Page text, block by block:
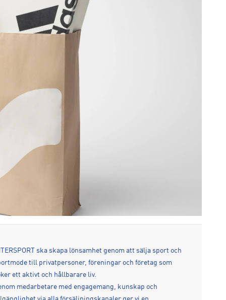
ska skapa lönsamhet genom att sälja sport och
till privatpersoner, föreningar och företag som
ett aktivt och hållbarare liv.
medarbetare med engagemang, kunskap och